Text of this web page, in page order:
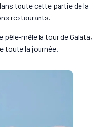
toute cette partie de la
restaurants.
pêle-mêle la tour de Galata,
toute la journée.